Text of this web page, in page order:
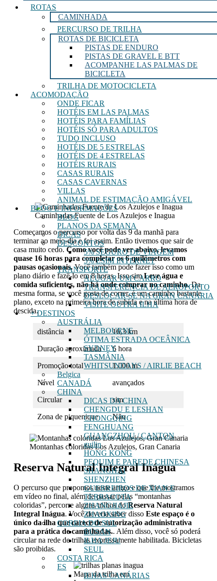
ROTAS
CAMINHADA
PERCURSO DE TRILHA
ROTAS DE BICICLETA
PISTAS DE ENDURO
PISTAS DE GRAVEL E BTT
ACOMPANHE LAS PALMAS DE
BICICLETA
TRILHA DE MOTOCICLETA
ACOMODAÇÃO
ONDE FICAR
HOTÉIS EM LAS PALMAS
HOTÉIS PARA FAMÍLIAS
HOTÉIS SÓ PARA ADULTOS
TUDO INCLUSO
HOTÉIS DE 5 ESTRELAS
HOTÉIS DE 4 ESTRELAS
HOTÉIS RURAIS
CASAS RURAIS
CASAS CAVERNAS
VILLAS
ANIMAL DE ESTIMAÇÃO AMIGÁVEL
BLOG E INFORMAÇÕES
BLOG
PLANOS DA SEMANA
DICAS
DESCONTOS
5% SEGURO DE VIAGEM
5% ESIM INTERNET
TRANSPORTE
ALUGAR UM CARRO
TRANSFERÊNCIA DE AEROPORTO
DESLOCAR-SE NA GRAN CANÁRIA
VISITE OUTRA ILHA
+ DESTINOS
AUSTRÁLIA
MELBOURNE
ÓTIMA ESTRADA OCEÂNICA
SYDNEY
TASMÂNIA
WHITSUNDAYS / AIRLIE BEACH
Belgica
CANADÁ
CHINA
DICAS DA CHINA
CHENGDU E LESHAN
CHONGQING
FENGHUANG
GUANGZHOU / CANTON
guilin
HONG KONG
PEQUIM E PAREDE CHINESA
SHANGHAI
SHENZHEN
GUERREIROS DE XIAN E
TERRACOTA
ZHANGJIAJIE
ZHAOXING
COREIA DO SUL
BUSAN
ILHA JEJU
SEUL
COSTA RICA
ES
ILHAS CANÁRIAS
Caminhadas Fuente de Los Azulejos e Inagua
Começamos o percurso por volta das 9 da manhã para
terminar ao meio-dia e foi assim. Então tivemos que sair de
casa muito cedo.Como você pode ver abaixo, levamos
quase 16 horas para completar os 6 quilômetros com
pausas ocasionais.Você também pode fazer isso como um
plano diário e fazê-lo em 8 horas. Isso simLeve água e
comida suficientes, não há onde comprar no caminho. Da
mesma forma, se você gosta de correr, é um caminho bastante
plano, exceto na primeira hora de subida e na última hora de
descida.
distância 16,3 km
Duração aproximada 6 hora
Promoção total 1.000 m
Nível avançados
Circular sim
Zona de piquenique Não
Montanhas coloridas Los Azulejos, Gran Canaria
Reserva Natural Integral Inágua
O percurso que propomos neste artigo e que lhe mostramos
em vídeo no final, além de passar pelas “montanhas
coloridas”, percorre alguns trilhos doReserva Natural
Integral Inágua. Você deveria saber disso Este espaço é o
único da ilha que carece de autorização administrativa
para a prática de caminhadas.. Além disso, você só poderá
circular na rede de trilhas expressamente habilitada. Bicicletas
são proibidas.
Mapa da trilha em